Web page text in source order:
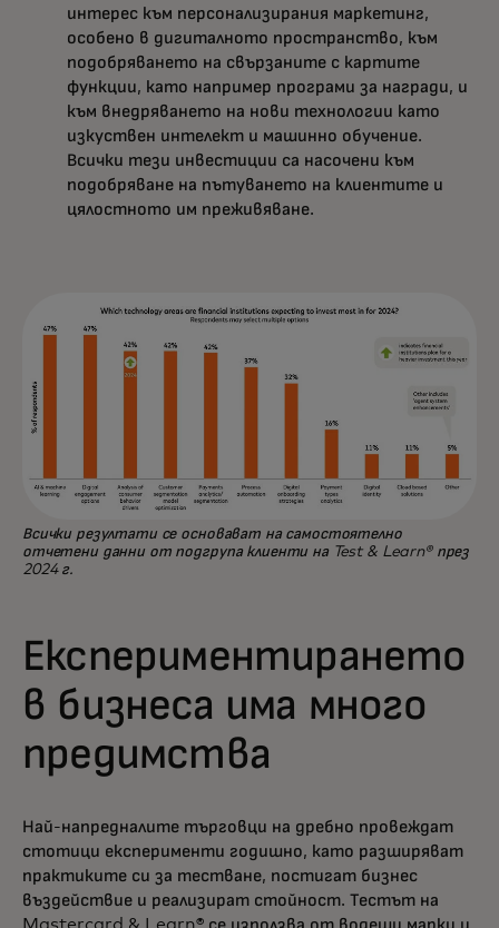
интерес към персонализирания маркетинг,
особено в дигиталното пространство, към
подобряването на свързаните с картите
функции, като например програми за награди, и
към внедряването на нови технологии като
изкуствен интелект и машинно обучение.
Всички тези инвестиции са насочени към
подобряване на пътуването на клиентите и
цялостното им преживяване.
Всички резултати се основават на самостоятелно
отчетени данни от подгрупа клиенти на Test & Learn® през
2024 г.
Експериментирането
в бизнеса има много
предимства
Най-напредналите търговци на дребно провеждат
стотици експерименти годишно, като разширяват
практиките си за тестване, постигат бизнес
въздействие и реализират стойност. Тестът на